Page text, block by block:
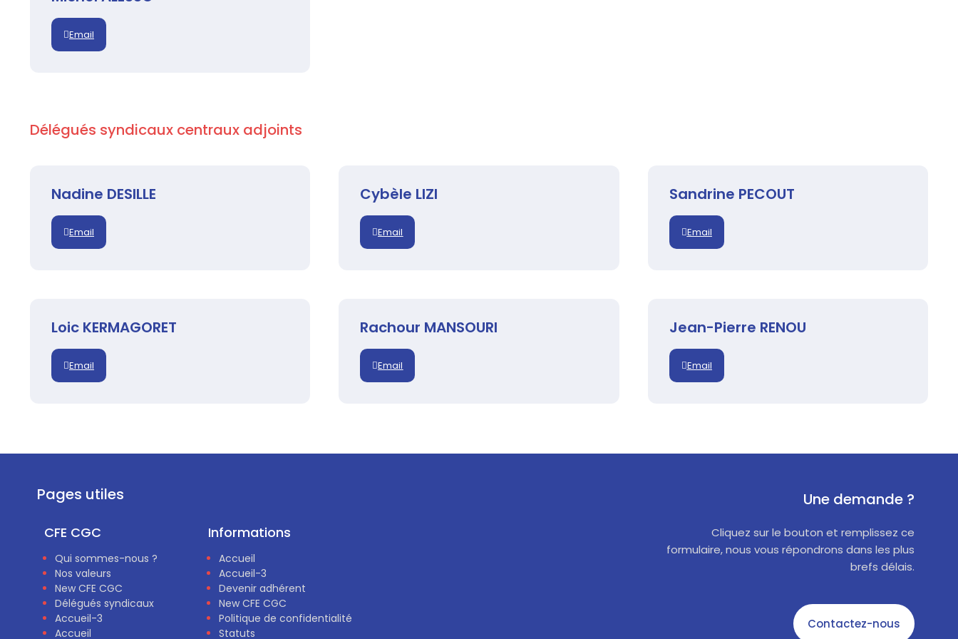
Email
Délégués syndicaux centraux adjoints
Nadine DESILLE
Email
Cybèle LIZI
Email
Sandrine PECOUT
Email
Loic KERMAGORET
Email
Rachour MANSOURI
Email
Jean-Pierre RENOU
Email
Pages utiles
CFE CGC
Qui sommes-nous ?
Nos valeurs
New CFE CGC
Délégués syndicaux
Accueil-3
Accueil
Informations
Accueil
Accueil-3
Devenir adhérent
New CFE CGC
Politique de confidentialité
Statuts
Une demande ?
Cliquez sur le bouton et remplissez ce
formulaire, nous vous répondrons dans les plus
brefs délais.
Contactez-nous